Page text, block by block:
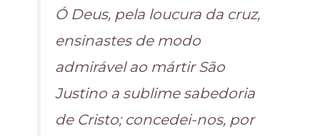
Ó Deus, pela loucura da cruz,
ensinastes de modo
admirável ao mártir São
Justino a sublime sabedoria
de Cristo; concedei-nos, por